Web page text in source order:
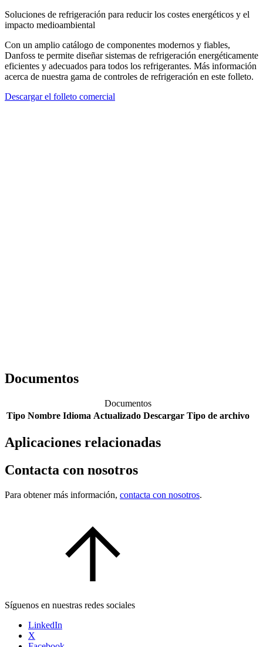
Soluciones de refrigeración para reducir los costes energéticos y el
impacto medioambiental
Con un amplio catálogo de componentes modernos y fiables,
Danfoss te permite diseñar sistemas de refrigeración energéticamente
eficientes y adecuados para todos los refrigerantes. Más información
acerca de nuestra gama de controles de refrigeración en este folleto.
Descargar el folleto comercial
Documentos
Documentos
Tipo Nombre Idioma Actualizado Descargar Tipo de archivo
Aplicaciones relacionadas
Contacta con nosotros
Para obtener más información, contacta con nosotros.
Síguenos en nuestras redes sociales
LinkedIn
X